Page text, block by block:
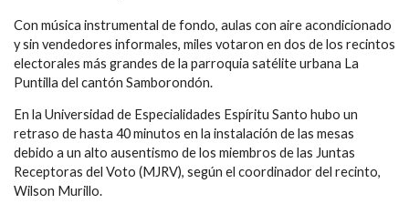
Con música instrumental de fondo, aulas con aire acondicionado
y sin vendedores informales, miles votaron en dos de los recintos
electorales más grandes de la parroquia satélite urbana La
Puntilla del cantón Samborondón.
En la Universidad de Especialidades Espíritu Santo hubo un
retraso de hasta 40 minutos en la instalación de las mesas
debido a un alto ausentismo de los miembros de las Juntas
Receptoras del Voto (MJRV), según el coordinador del recinto,
Wilson Murillo.